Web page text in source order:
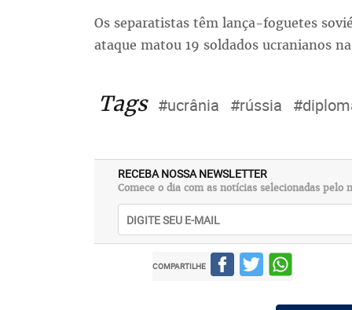
Os separatistas têm lança-foguetes
ataque matou 19 soldados ucranianos
Tags #ucrânia #rússia
RECEBA NOSSA NEWSLETTER
Comece o dia com as notícias selecionadas pelo
COMPARTILHE